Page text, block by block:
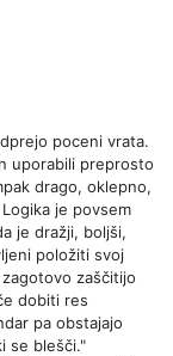
poceni vrata.
uporabili preprosto
drago, oklepno,
je povsem
je dražji, boljši,
položiti svoj
zaščitijo
dobiti res
pa obstajajo
se blešči."